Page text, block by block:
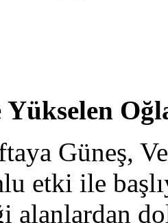
Yükselen
Güneş,
etki ile
alanlardan